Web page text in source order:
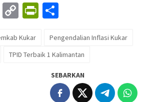
Telegram
CopyPrintFriendly
Kukar
Pengendalian Inflasi Kukar
TPID Terbaik 1 Kalimantan
SEBARKAN